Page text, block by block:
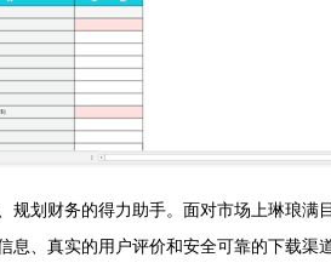
划财务的得力助手。面对市场上琳琅
、真实的用户评价和安全可靠的下载渠